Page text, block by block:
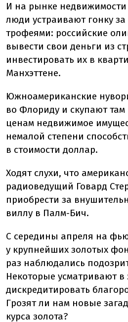
И на рынке недвижимости
люди устраивают гонку
трофеями: российские
вывести свои деньги из
инвестировать их в
Манхэттене.
Южноамериканские
во Флориду и скупают
ценам недвижимое
немалой степени
в стоимости доллар.
Ходят слухи, что
радиоведущий Говард
приобрести за
виллу в Палм-Бич.
С середины апреля на
у крупнейших золотых
раз наблюдались
Некоторые усматривают в
дискредитировать
Грозят ли нам новые
курса золота?